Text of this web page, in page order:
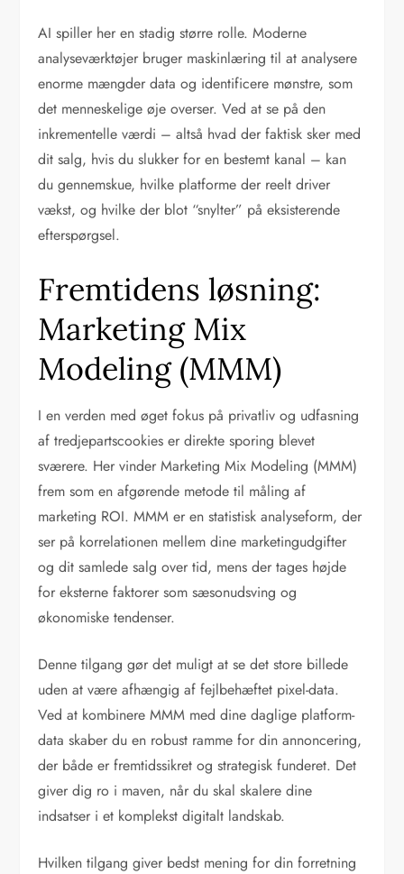
AI spiller her en stadig større rolle. Moderne
analyseværktøjer bruger maskinlæring til at analysere
enorme mængder data og identificere mønstre, som
det menneskelige øje overser. Ved at se på den
inkrementelle værdi – altså hvad der faktisk sker med
dit salg, hvis du slukker for en bestemt kanal – kan
du gennemskue, hvilke platforme der reelt driver
vækst, og hvilke der blot “snylter” på eksisterende
efterspørgsel.
Fremtidens løsning:
Marketing Mix
Modeling (MMM)
I en verden med øget fokus på privatliv og udfasning
af tredjepartscookies er direkte sporing blevet
sværere. Her vinder Marketing Mix Modeling (MMM)
frem som en afgørende metode til måling af
marketing ROI. MMM er en statistisk analyseform, der
ser på korrelationen mellem dine marketingudgifter
og dit samlede salg over tid, mens der tages højde
for eksterne faktorer som sæsonudsving og
økonomiske tendenser.
Denne tilgang gør det muligt at se det store billede
uden at være afhængig af fejlbehæftet pixel-data.
Ved at kombinere MMM med dine daglige platform-
data skaber du en robust ramme for din annoncering,
der både er fremtidssikret og strategisk funderet. Det
giver dig ro i maven, når du skal skalere dine
indsatser i et komplekst digitalt landskab.
Hvilken tilgang giver bedst mening for din forretning